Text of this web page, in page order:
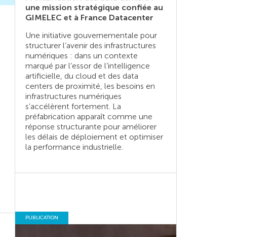
une mission stratégique confiée au
GIMELEC et à France Datacenter
Une initiative gouvernementale pour
structurer l’avenir des infrastructures
numériques : dans un contexte
marqué par l’essor de l’intelligence
artificielle, du cloud et des data
centers de proximité, les besoins en
infrastructures numériques
s’accélèrent fortement. La
préfabrication apparaît comme une
réponse structurante pour améliorer
les délais de déploiement et optimiser
la performance industrielle.
PUBLICATION